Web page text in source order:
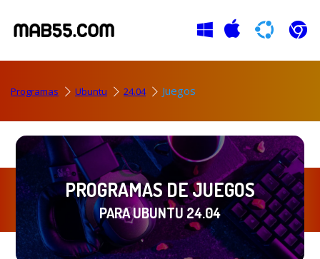
Programas Ubuntu 24.04 Juegos
PROGRAMAS DE JUEGOS
PARA UBUNTU 24.04